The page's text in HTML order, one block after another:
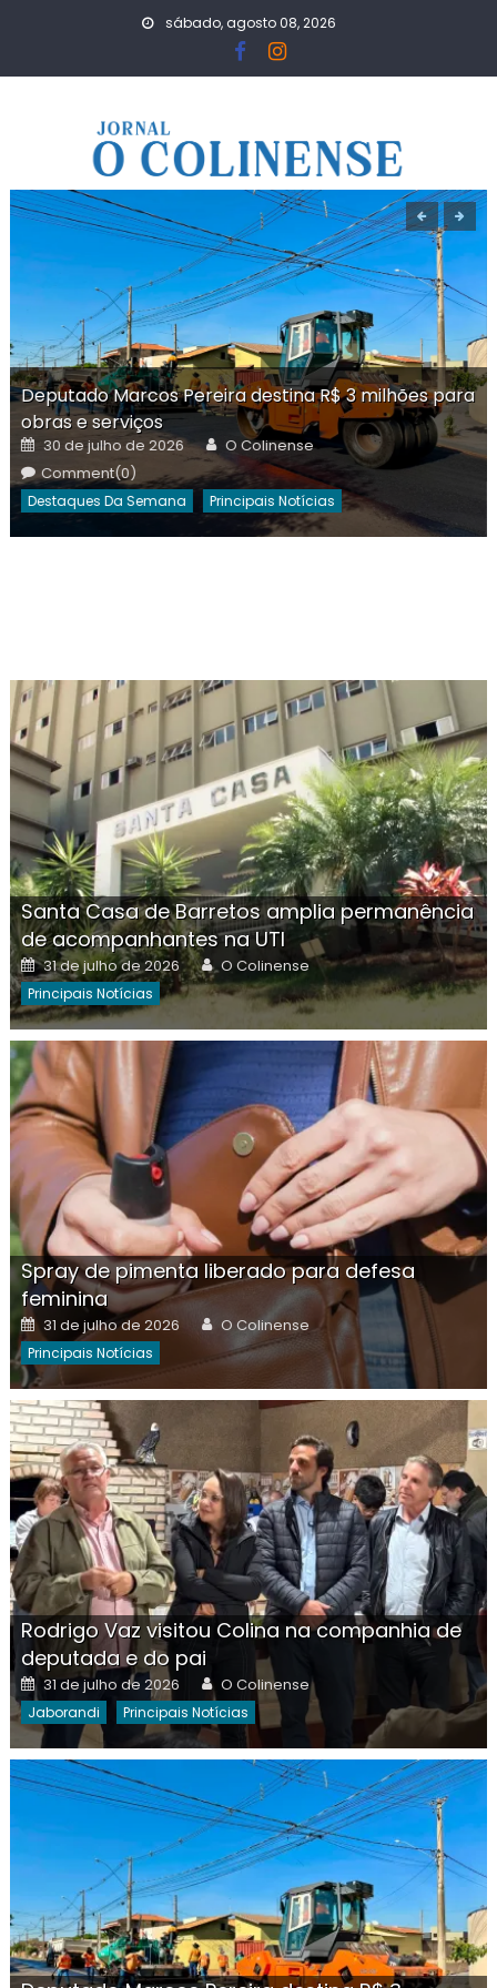
sábado, agosto 08, 2026
Deputado Marcos Pereira destina R$ 3 milhões para
obras e serviços
Posted
on
30 de julho de 2026 Author
O Colinense
Comment(0)
Destaques Da Semana Principais Notícias
Santa Casa de Barretos amplia permanência
de acompanhantes na UTI
Posted
on
31 de julho de 2026 Author
O Colinense
Principais Notícias
Spray de pimenta liberado para defesa
feminina
Posted
on
31 de julho de 2026 Author
O Colinense
Principais Notícias
Rodrigo Vaz visitou Colina na companhia de
deputada e do pai
Posted
on
31 de julho de 2026 Author
O Colinense
Jaborandi Principais Notícias